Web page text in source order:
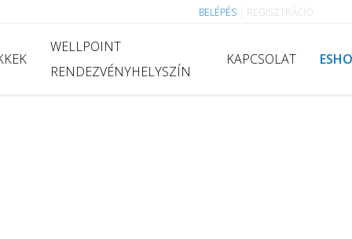
BELÉPÉS REGISZTRÁCIÓ
WELLPOINT
RENDEZVÉNYHELYSZÍN
KAPCSOLAT